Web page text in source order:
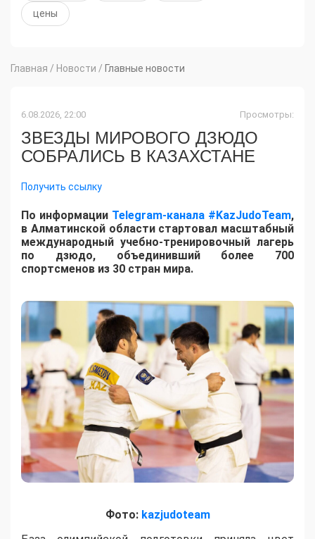
цены
Главная / Новости / Главные новости
6.08.2026, 22:00 Просмотры:
ЗВЕЗДЫ МИРОВОГО ДЗЮДО
СОБРАЛИСЬ В КАЗАХСТАНЕ
Получить ссылку
По информации Telegram-канала #KazJudoTeam,
в Алматинской области стартовал масштабный
международный учебно-тренировочный лагерь
по дзюдо, объединивший более 700
спортсменов из 30 стран мира.
Фото: kazjudoteam